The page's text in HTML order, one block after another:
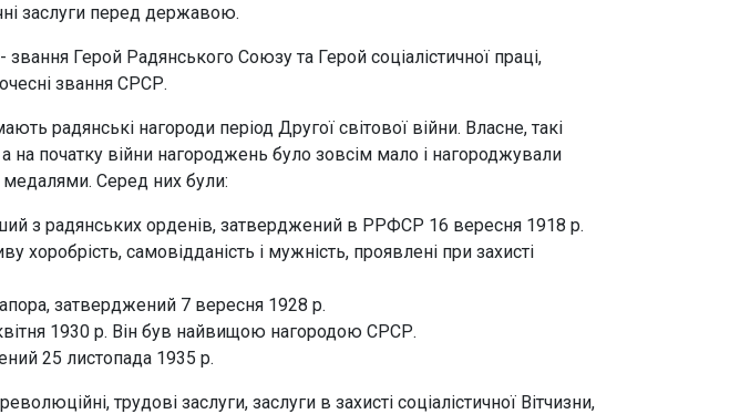
заслуги перед державою.
Герой Радянського Союзу та Герой соціалістичної праці,
звання СРСР.
радянські нагороди період Другої світової війни. Власне, такі
а на початку війни нагороджень було зовсім мало і нагороджували
Серед них були:
з радянських орденів, затверджений в РРФСР 16 вересня 1918 р.
хоробрість, самовідданість і мужність, проявлені при захисті
затверджений 7 вересня 1928 р.
1930 р. Він був найвищою нагородою СРСР.
25 листопада 1935 р.
трудові заслуги, заслуги в захисті соціалістичної Вітчизни,